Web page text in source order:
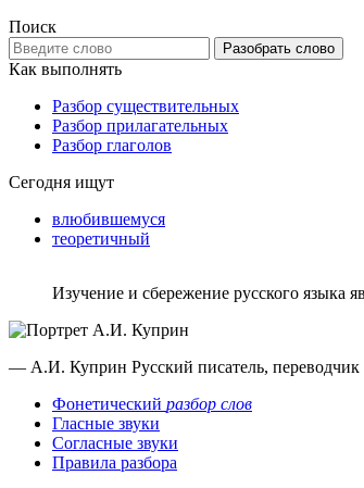
Поиск
Разобрать слово
Как выполнять
Разбор существительных
Разбор прилагательных
Разбор глаголов
Сегодня ищут
влюбившемуся
теоретичный
Изучение и сбережение русского языка
— А.И. Куприн Русский писатель, переводчик
Фонетический разбор слов
Гласные звуки
Согласные звуки
Правила разбора